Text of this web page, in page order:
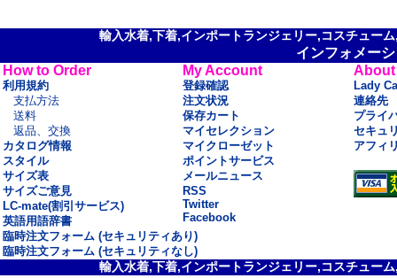
輸入水着,下着,インポートランジェリー,コスチュー
インフォメー
How to Order
利用規約
支払方法
送料
返品、交換
カタログ情報
スタイル
サイズ表
サイズご意見
LC-mate(割引サービス)
英語用語辞書
My Account
登録確認
注文状況
保存カート
マイセレクション
マイクローゼット
ポイントサービス
メールニュース
RSS
Twitter
Facebook
About
Lady
連絡先
プライ
セキュ
アフィ
臨時注文フォーム (セキュリティあり)
臨時注文フォーム (セキュリティなし)
輸入水着,下着,インポートランジェリー,コスチュー